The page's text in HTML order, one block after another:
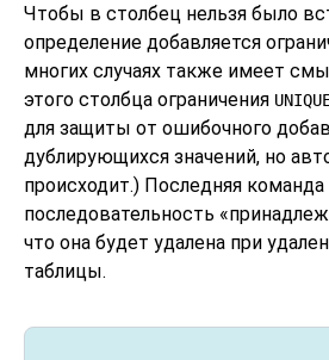
Чтобы в столбец нельзя было
определение добавляется
многих случаях также имеет
этого столбца ограничения
для защиты от ошибочного
дублирующихся значений, но
происходит.) Последняя команда
последовательность «
что она будет удалена при
таблицы.